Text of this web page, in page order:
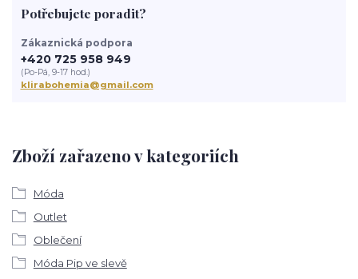
Zboží zařazeno v kategoriích
Móda
Outlet
Oblečení
Móda Pip ve slevě
Potřebujete poradit?
Zákaznická podpora
+420 725 958 949
(Po-Pá, 9-17 hod.)
klirabohemia@gmail.com